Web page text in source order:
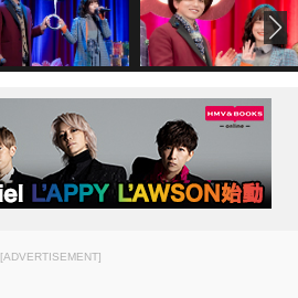
[ADVERTISEMENT]